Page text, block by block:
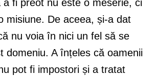
a fi preot nu este o meserie, ci
misiune. De aceea, și-a dat
nu voia în nici un fel să se
domeniu. A înțeles că oamenii
pot fi impostori și a tratat